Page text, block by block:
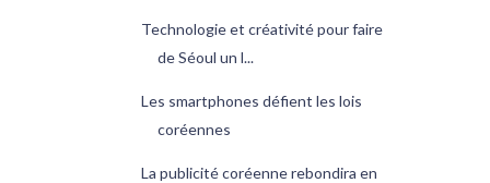
Technologie et créativité pour faire
de Séoul un l...
Les smartphones défient les lois
coréennes
La publicité coréenne rebondira en